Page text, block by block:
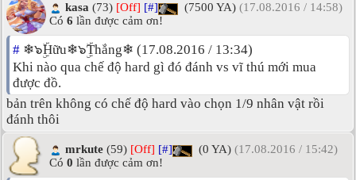
kasa (73) [Off] [#] (7500 YA) (17.08.2016 / 14:58)
Có 6 lần được cảm ơn!
# ❄๖ۣۜHữu❄๖ۣۜThắng❄ (17.08.2016 / 13:34)
Khi nào qua chế độ hard gì đó đánh vs vĩ thú mới mua
được đồ.
bản trên không có chế độ hard vào chọn 1/9 nhân vật rồi
đánh thôi
mrkute (59) [Off] [#] (0 YA) (17.08.2016 / 15:42)
Có 0 lần được cảm ơn!